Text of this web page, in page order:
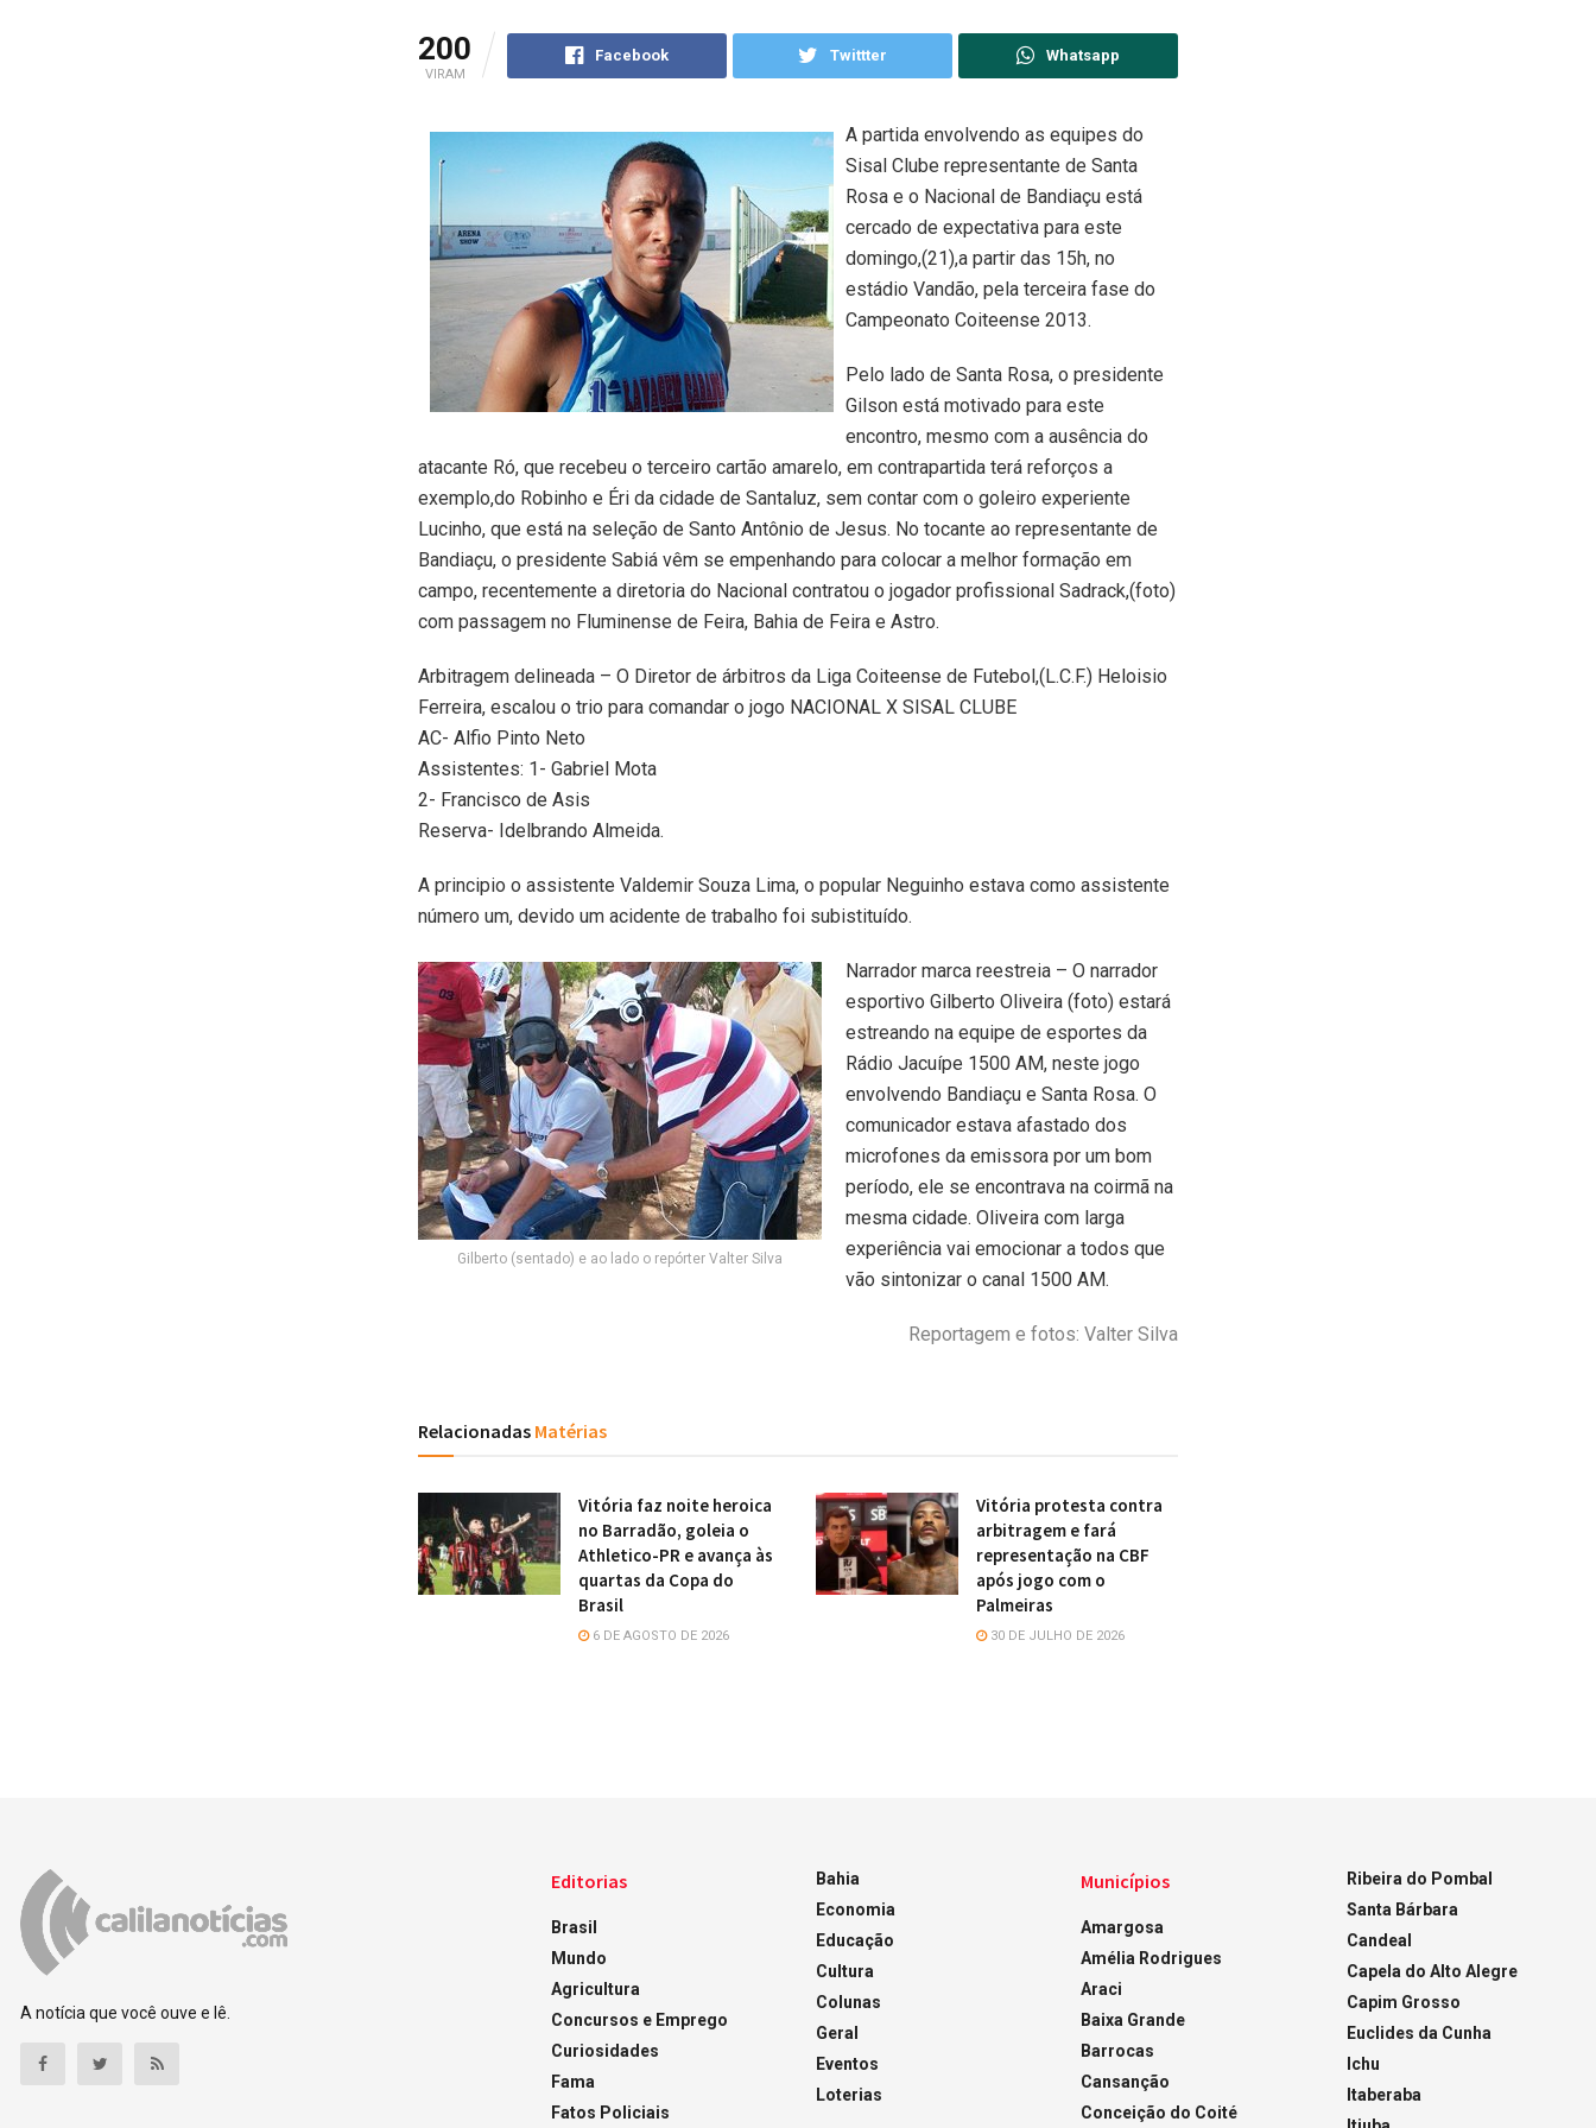
200
VIRAM
Facebook Twittter Whatsapp
A partida envolvendo as equipes do
Sisal Clube representante de Santa
Rosa e o Nacional de Bandiaçu está
cercado de expectativa para este
domingo,(21),a partir das 15h, no
estádio Vandão, pela terceira fase do
Campeonato Coiteense 2013.
Pelo lado de Santa Rosa, o presidente
Gilson está motivado para este
encontro, mesmo com a ausência do
atacante Ró, que recebeu o terceiro cartão amarelo, em contrapartida terá reforços a
exemplo,do Robinho e Éri da cidade de Santaluz, sem contar com o goleiro experiente
Lucinho, que está na seleção de Santo Antônio de Jesus. No tocante ao representante de
Bandiaçu, o presidente Sabiá vêm se empenhando para colocar a melhor formação em
campo, recentemente a diretoria do Nacional contratou o jogador profissional Sadrack,(foto)
com passagem no Fluminense de Feira, Bahia de Feira e Astro.
Arbitragem delineada – O Diretor de árbitros da Liga Coiteense de Futebol,(L.C.F.) Heloisio
Ferreira, escalou o trio para comandar o jogo NACIONAL X SISAL CLUBE
AC- Alfio Pinto Neto
Assistentes: 1- Gabriel Mota
2- Francisco de Asis
Reserva- Idelbrando Almeida.
A principio o assistente Valdemir Souza Lima, o popular Neguinho estava como assistente
número um, devido um acidente de trabalho foi subistituído.
Gilberto (sentado) e ao lado o repórter Valter Silva
Narrador marca reestreia – O narrador
esportivo Gilberto Oliveira (foto) estará
estreando na equipe de esportes da
Rádio Jacuípe 1500 AM, neste jogo
envolvendo Bandiaçu e Santa Rosa. O
comunicador estava afastado dos
microfones da emissora por um bom
período, ele se encontrava na coirmã na
mesma cidade. Oliveira com larga
experiência vai emocionar a todos que
vão sintonizar o canal 1500 AM.
Reportagem e fotos: Valter Silva
Relacionadas Matérias
Vitória faz noite heroica
no Barradão, goleia o
Athletico-PR e avança às
quartas da Copa do
Brasil
6 DE AGOSTO DE 2026
Vitória protesta contra
arbitragem e fará
representação na CBF
após jogo com o
Palmeiras
30 DE JULHO DE 2026
A notícia que você ouve e lê.
Editorias
Brasil
Mundo
Agricultura
Concursos e Emprego
Curiosidades
Fama
Fatos Policiais
Bahia
Economia
Educação
Cultura
Colunas
Geral
Eventos
Loterias
Municípios
Amargosa
Amélia Rodrigues
Araci
Baixa Grande
Barrocas
Cansanção
Conceição do Coité
Ribeira do Pombal
Santa Bárbara
Candeal
Capela do Alto Alegre
Capim Grosso
Euclides da Cunha
Ichu
Itaberaba